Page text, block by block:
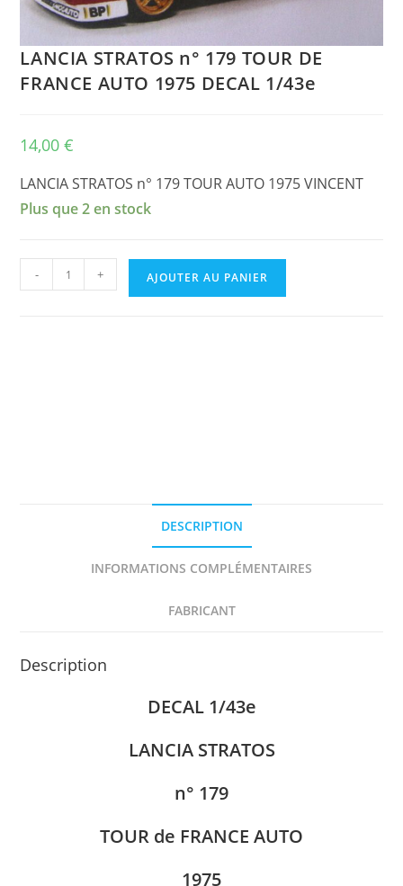
LANCIA STRATOS n° 179 TOUR DE
FRANCE AUTO 1975 DECAL 1/43e
14,00€
LANCIA STRATOS n° 179 TOUR AUTO 1975 VINCENT
Plus que 2 en stock
quantité
de
- + AJOUTER AU PANIER
DESCRIPTION
INFORMATIONS COMPLÉMENTAIRES
FABRICANT
Description
DECAL 1/43e
LANCIA STRATOS
n° 179
TOUR de FRANCE AUTO
1975